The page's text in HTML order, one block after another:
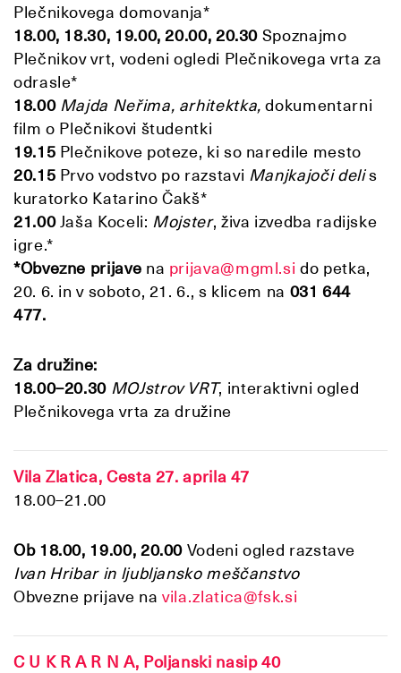
Plečnikovega domovanja*
18.00, 18.30, 19.00, 20.00, 20.30 Spoznajmo
Plečnikov vrt, vodeni ogledi Plečnikovega vrta za
odrasle*
18.00 Majda Neřima, arhitektka, dokumentarni
film o Plečnikovi študentki
19.15 Plečnikove poteze, ki so naredile mesto
20.15 Prvo vodstvo po razstavi Manjkajoči delis
kuratorko Katarino Čakš*
21.00Jaša Koceli: Mojster, živa izvedba radijske
igre.*
*Obvezne prijave na prijava@mgml.si do petka,
20. 6. in v soboto, 21. 6., s klicem na 031 644
477.
Za družine:
18.00–20.30 MOJstrov VRT, interaktivni ogled
Plečnikovega vrta za družine
Vila Zlatica, Cesta 27. aprila 47
18.00–21.00
Ob 18.00, 19.00, 20.00 Vodeni ogled razstave
Ivan Hribar in ljubljansko meščanstvo
Obvezne prijave navila.zlatica@fsk.si
C U K R A R N A, Poljanski nasip 40